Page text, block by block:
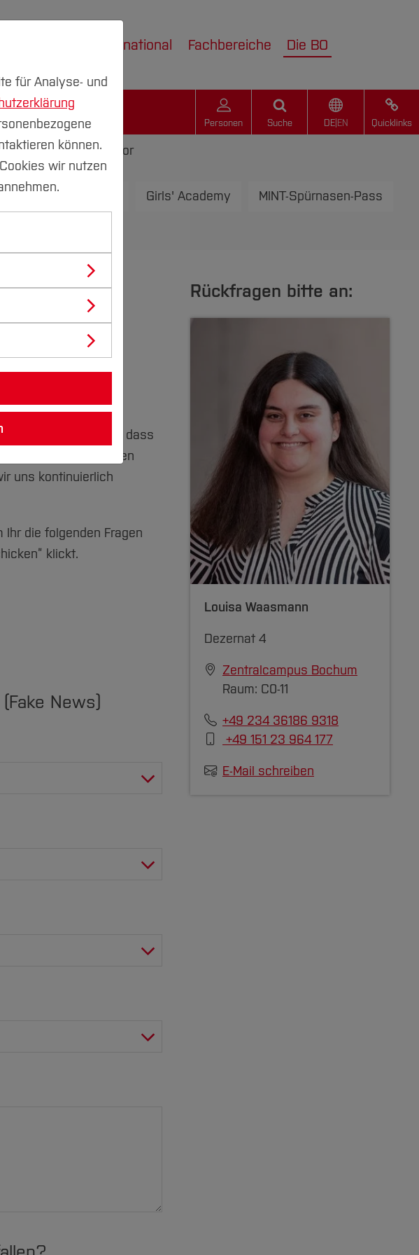
International Fachbereiche Die BO
Personen Suche DE| EN Quicklinks
und Schülerlabor
Schüler*innenlabor Girls' Academy MINT-Spürnasen-Pass
der
Uns ist es wichtig, dass
für Euch mitnehmen
uns kontinuierlich
die folgenden Fragen
klickt.
News)
Rückfragen bitte an:
Louisa Waasmann
Dezernat 4
Zentralcampus Bochum
Raum: C0-11
+49 234 36186 9318
+49 151 23 964 177
E-Mail schreiben
für Analyse- und
können.
wir nutzen